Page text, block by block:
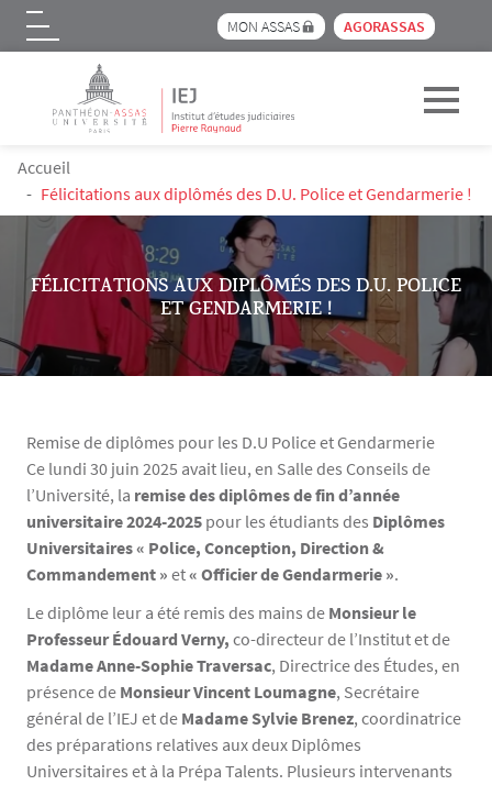
Aller au contenu principal
Menu pre_header IEJ
MON ASSAS AGORASSAS
FIL D'ARIANE
Accueil
Félicitations aux diplômés des D.U. Police et Gendarmerie !
FÉLICITATIONS AUX DIPLÔMÉS DES D.U. POLICE
ET GENDARMERIE !
Remise de diplômes pour les D.U Police et Gendarmerie
Contenu
Texte
Ce lundi 30 juin 2025 avait lieu, en Salle des Conseils de
l’Université, la remise des diplômes de fin d’année
universitaire 2024-2025 pour les étudiants des Diplômes
Universitaires « Police, Conception, Direction &
Commandement » et« Officier de Gendarmerie ».
Le diplôme leur a été remis des mains de Monsieur le
Professeur Édouard Verny, co-directeur de l’Institut et de
Madame Anne-Sophie Traversac, Directrice des Études, en
présence de Monsieur Vincent Loumagne, Secrétaire
général de l’IEJ et de Madame Sylvie Brenez, coordinatrice
des préparations relatives aux deux Diplômes
Universitaires et à la Prépa Talents. Plusieurs intervenants